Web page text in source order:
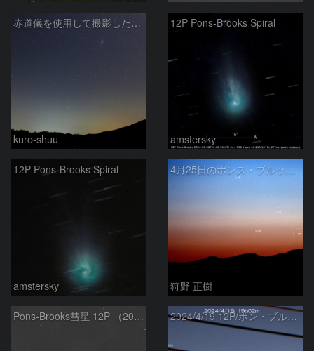
赤道儀を使用して撮影した画像のSequatorによるコンポジット結果
kuro-shuu
12P Pons-Brooks Spiral
amstersky
12P Pons-Brooks Spiral
amstersky
4月25日のポンス・ブルックス彗星(12P)
狩野 正樹
Pons-Brooks彗星 12P （2024/04/08） 米国テキサス州 2024/4/19 12P/ポン・ブルックス彗星・木星・天王星